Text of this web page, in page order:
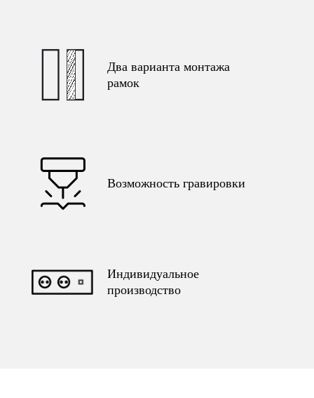
Два варианта монтажа
рамок
Возможность гравировки
Индивидуальное
производство